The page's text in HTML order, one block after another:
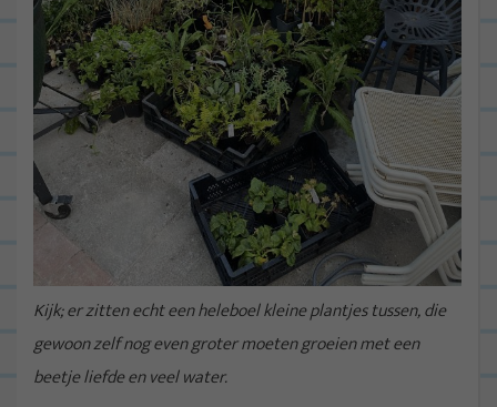
Kijk; er zitten echt een heleboel kleine plantjes tussen, die
gewoon zelf nog even groter moeten groeien met een
beetje liefde en veel water.